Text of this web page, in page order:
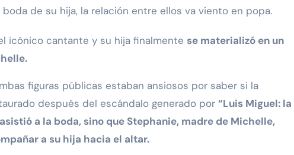
de su hija, la relación entre ellos va viento en popa.
icónico cantante y su hija finalmente se materializó en un
figuras públicas estaban ansiosos por saber si la
después del escándalo generado por “Luis Miguel: la
a la boda, sino que Stephanie, madre de Michelle,
a su hija hacia el altar.